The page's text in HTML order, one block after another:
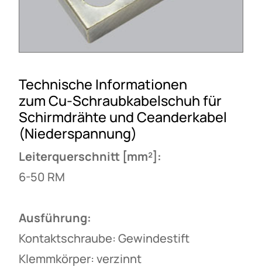
Technische Informationen
zum Cu-Schraubkabelschuh für
Schirmdrähte und Ceanderkabel
(Niederspannung)
Leiterquerschnitt [mm²]:
6-50 RM
Ausführung:
Kontaktschraube: Gewindestift
Klemmkörper: verzinnt